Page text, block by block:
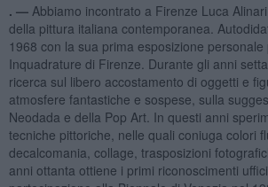
. — Abbiamo incontrato a Firenze Luca
della pittura italiana contemporanea.
1968 con la sua prima esposizione
Inquadrature di Firenze. Durante gli anni
ricerca sul libero accostamento di oggetti e
atmosfere fantastiche e sospese, sulla
Neodada e della Pop Art. In questi anni
tecniche pittoriche, nelle quali coniuga colori
decalcomania, collage, trasposizioni
anni ottanta ottiene i primi riconoscimenti